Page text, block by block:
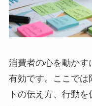
消費者の心を動かす
有効です。ここでは
トの伝え方、行動